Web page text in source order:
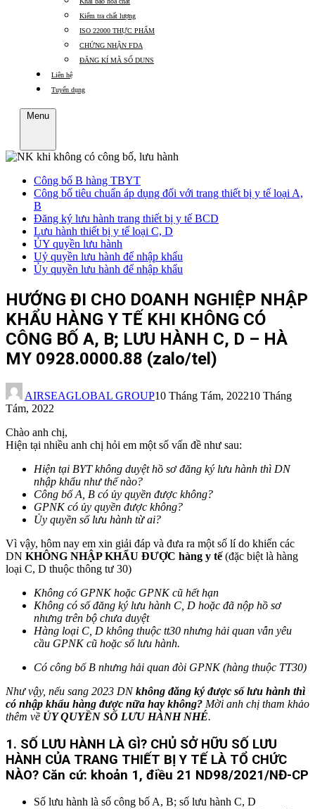
Kiểm tra chất lượng
ISO 22000 THỰC PHẨM
CHỨNG NHẬN FDA
ĐĂNG KÍ MÃ SỐ DUNS
Liên hệ
Tuyển dụng
Menu
Công bố B hàng TBYT
Công bố tiêu chuẩn áp dụng đối với trang thiết bị y tế loại A,
B
Đăng ký lưu hành trang thiết bị y tế BCD
Lưu hành thiết bị y tế loại C, D
ỦY quyền lưu hành
Uỷ quyền lưu hành để nhập khẩu
Ủy quyền lưu hành để nhập khẩu
HƯỚNG ĐI CHO DOANH NGHIỆP NHẬP
KHẨU HÀNG Y TẾ KHI KHÔNG CÓ
CÔNG BỐ A, B; LƯU HÀNH C, D – HÀ
MY 0928.0000.88 (zalo/tel)
AIRSEAGLOBAL GROUP10 Tháng Tám, 202210 Tháng
Tám, 2022
Chào anh chị,
Hiện tại nhiều anh chị hỏi em một số vấn đề như sau:
Hiện tại BYT không duyệt hồ sơ đăng ký lưu hành thì DN
nhập khẩu như thế nào?
Công bố A, B có ủy quyền được không?
GPNK có ủy quyền được không?
Ủy quyền số lưu hành từ ai?
Vì vậy, hôm nay em xin giải đáp và đưa ra một số lí do khiến các
DN KHÔNG NHẬP KHẨU ĐƯỢC hàng y tế(đặc biệt là hàng
loại C, D thuộc thông tư 30)
Không có GPNK hoặc GPNK cũ hết hạn
Không có số đăng ký lưu hành C, D hoặc đã nộp hồ sơ
nhưng trên bộ chưa duyệt
Hàng loại C, D không thuộc tt30 nhưng hải quan vẫn yêu
cầu GPNK cũ hoặc số lưu hành.
Có công bố B nhưng hải quan đòi GPNK (hàng thuộc TT30)
Như vậy, nếu sang 2023 DNkhông đăng ký được số lưu hành thì
có nhập khẩu hàng được nữa hay không? Mời anh chị tham khảo
thêm về ỦY QUYỀN SỐ LƯU HÀNH NHÉ.
1. SỐ LƯU HÀNH LÀ GÌ? CHỦ SỞ HỮU SỐ LƯU
HÀNH CỦA TRANG THIẾT BỊ Y TẾ LÀ TỔ CHỨC
NÀO? Căn cứ: khoản 1, điều 21 ND98/2021/NĐ-CP
Số lưu hành là số công bố A, B; số lưu hành C, D